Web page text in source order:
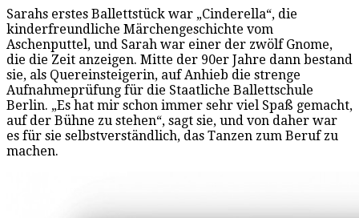
Sarahs erstes Ballettstück war „Cinderella“, die
kinderfreundliche Märchengeschichte vom
Aschenputtel, und Sarah war einer der zwölf Gnome,
die die Zeit anzeigen. Mitte der 90er Jahre dann bestand
sie, als Quereinsteigerin, auf Anhieb die strenge
Aufnahmeprüfung für die Staatliche Ballettschule
Berlin. „Es hat mir schon immer sehr viel Spaß gemacht,
auf der Bühne zu stehen“, sagt sie, und von daher war
es für sie selbstverständlich, das Tanzen zum Beruf zu
machen.